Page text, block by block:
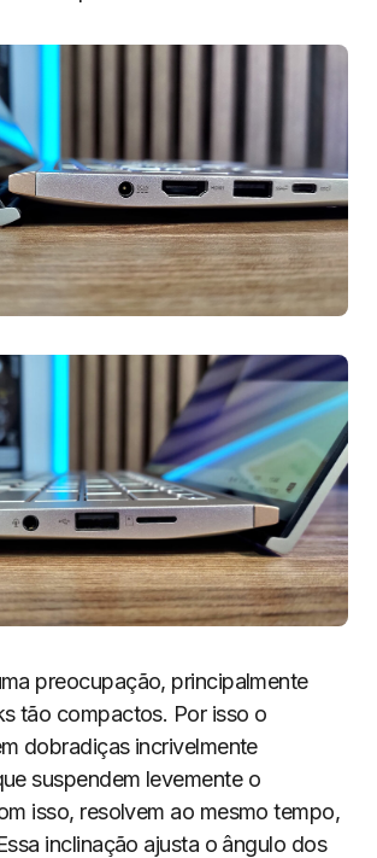
preocupação, principalmente
tão compactos. Por isso o
dobradiças incrivelmente
suspendem levemente o
isso, resolvem ao mesmo tempo,
inclinação ajusta o ângulo dos